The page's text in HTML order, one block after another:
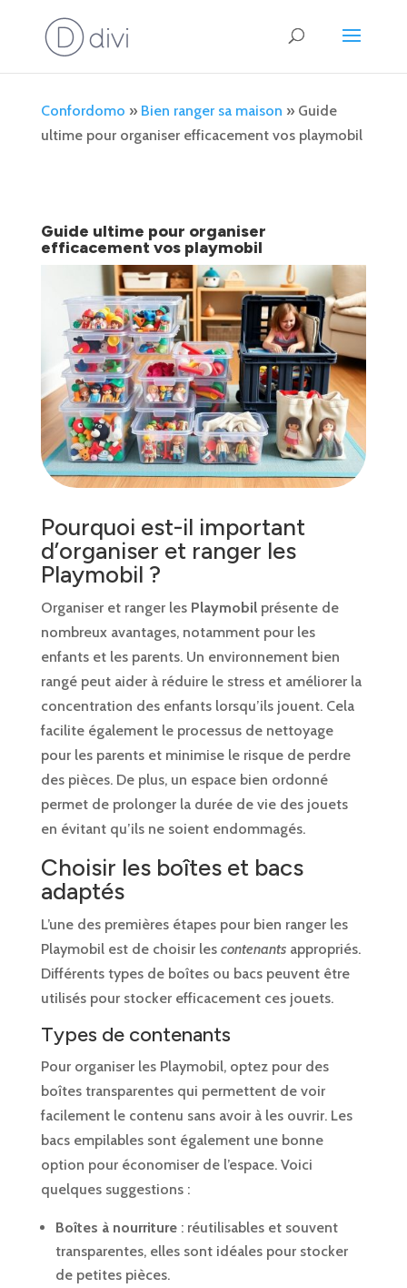
Confordomo » Bien ranger sa maison » Guide
ultime pour organiser efficacement vos playmobil
Guide ultime pour organiser
efficacement vos playmobil
Pourquoi est-il important
d’organiser et ranger les
Playmobil ?
Organiser et ranger les Playmobilprésente de
nombreux avantages, notamment pour les
enfants et les parents. Un environnement bien
rangé peut aider à réduire le stress et améliorer la
concentration des enfants lorsqu’ils jouent. Cela
facilite également le processus de nettoyage
pour les parents et minimise le risque de perdre
des pièces. De plus, un espace bien ordonné
permet de prolonger la durée de vie des jouets
en évitant qu’ils ne soient endommagés.
Choisir les boîtes et bacs
adaptés
L’une des premières étapes pour bien ranger les
Playmobil est de choisir les contenantsappropriés.
Différents types de boîtes ou bacs peuvent être
utilisés pour stocker efficacement ces jouets.
Types de contenants
Pour organiser les Playmobil, optez pour des
boîtes transparentes qui permettent de voir
facilement le contenu sans avoir à les ouvrir. Les
bacs empilables sont également une bonne
option pour économiser de l’espace. Voici
quelques suggestions :
Boîtes à nourriture: réutilisables et souvent
transparentes, elles sont idéales pour stocker
de petites pièces.